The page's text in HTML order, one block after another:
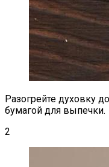
Разогрейте духовку
бумагой для выпечки.
2